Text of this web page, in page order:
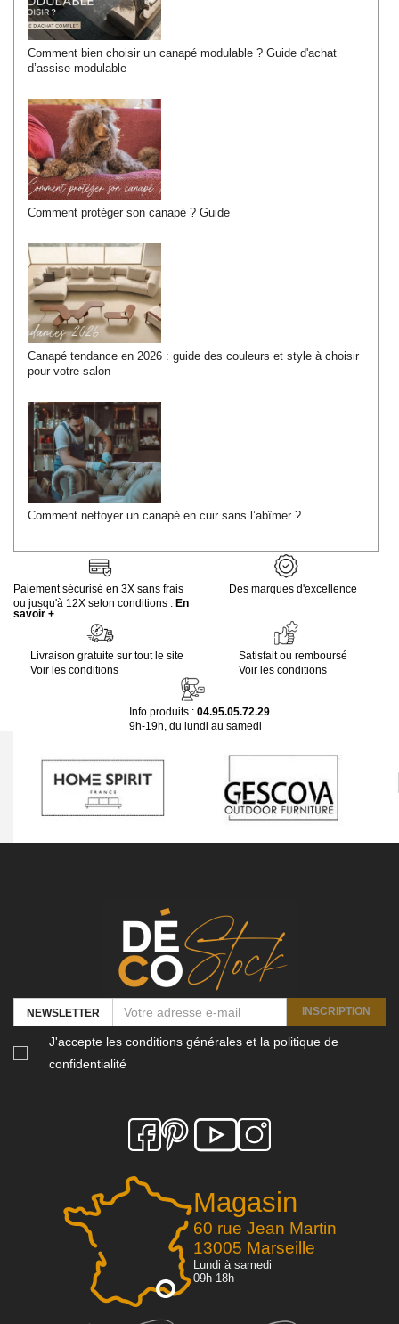
Comment bien choisir un canapé modulable ? Guide d'achat
d’assise modulable
Comment protéger son canapé ? Guide
Canapé tendance en 2026 : guide des couleurs et style à choisir
pour votre salon
Comment nettoyer un canapé en cuir sans l’abîmer ?
Paiement sécurisé en 3X sans frais
ou jusqu'à 12X selon conditions : En
savoir +
Des marques d'excellence
Livraison gratuite sur tout le site
Voir les conditions
Satisfait ou remboursé
Voir les conditions
Info produits : 04.95.05.72.29
9h-19h, du lundi au samedi
Magasin
60 rue Jean Martin
13005 Marseille
Lundi à samedi
09h-18h
NEWSLETTER INSCRIPTION
J'accepte les conditions générales et la politique de
confidentialité